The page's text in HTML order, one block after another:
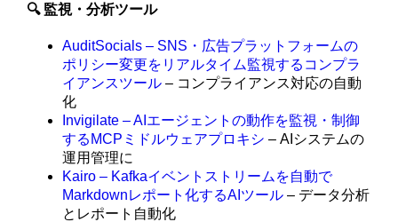
🔍 監視・分析ツール
AuditSocials – SNS・広告プラットフォームの
ポリシー変更をリアルタイム監視するコンプラ
イアンスツール – コンプライアンス対応の自動
化
Invigilate – AIエージェントの動作を監視・制御
するMCPミドルウェアプロキシ – AIシステムの
運用管理に
Kairo – Kafkaイベントストリームを自動で
Markdownレポート化するAIツール – データ分析
とレポート自動化